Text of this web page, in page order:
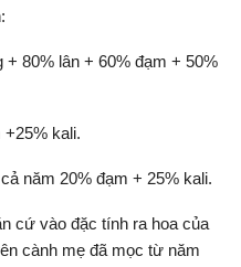
+ 80% lân + 60% đạm + 50%
+25% kali.
năm 20% đạm + 25% kali.
cứ vào đặc tính ra hoa của
cành mẹ đã mọc từ năm